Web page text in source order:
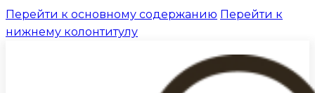
Перейти к основному содержанию Перейти к
нижнему колонтитулу